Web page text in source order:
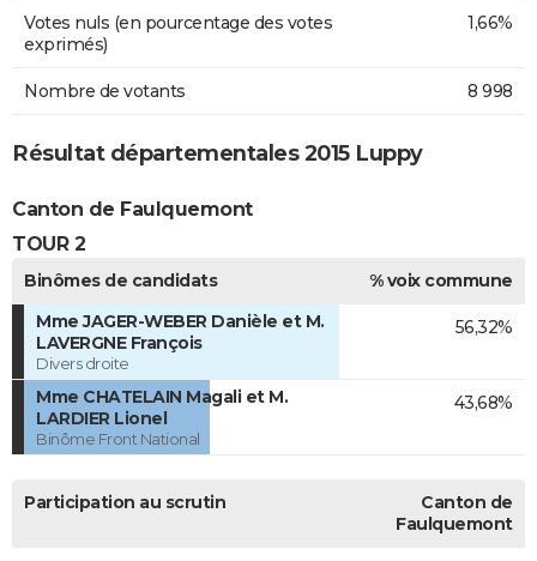
Votes nuls (en pourcentage des votes
exprimés)
1,66%
Nombre de votants 8 998
Résultat départementales 2015 Luppy
Canton de Faulquemont
TOUR 2
Binômes de candidats
% voix commune
Mme JAGER-WEBER Danièle et M.
LAVERGNE François
Divers droite
56,32%
Mme CHATELAIN Magali et M.
LARDIER Lionel
Binôme Front National
43,68%
Participation au scrutin
Canton de
Faulquemont